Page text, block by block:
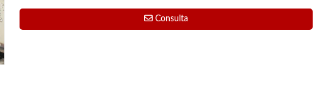
Consulta